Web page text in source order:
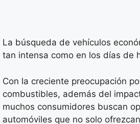
La búsqueda de vehículos
tan intensa como en los días de
Con la creciente preocupación
combustibles, además del
muchos consumidores buscan
automóviles que no solo